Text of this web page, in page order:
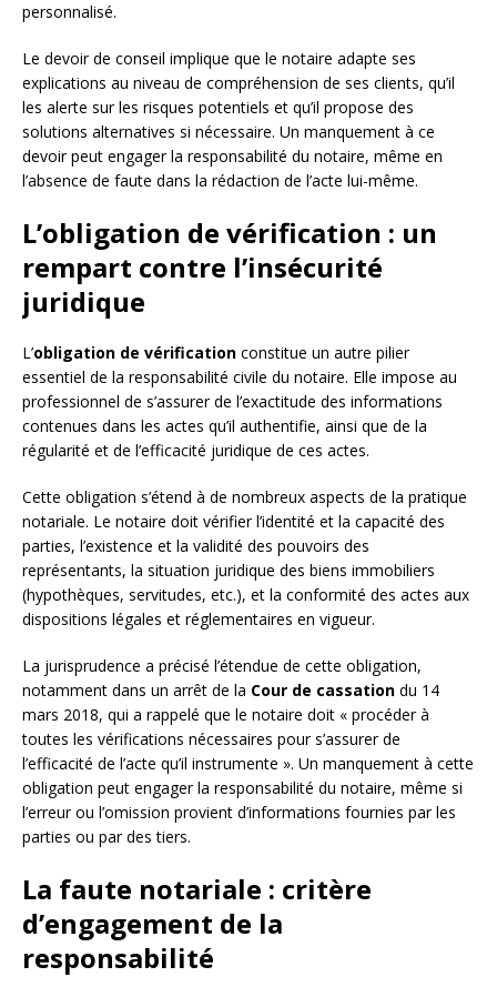
personnalisé.
Le devoir de conseil implique que le notaire adapte ses
explications au niveau de compréhension de ses clients, qu’il
les alerte sur les risques potentiels et qu’il propose des
solutions alternatives si nécessaire. Un manquement à ce
devoir peut engager la responsabilité du notaire, même en
l’absence de faute dans la rédaction de l’acte lui-même.
L’obligation de vérification : un
rempart contre l’insécurité
juridique
L’obligation de vérification constitue un autre pilier
essentiel de la responsabilité civile du notaire. Elle impose au
professionnel de s’assurer de l’exactitude des informations
contenues dans les actes qu’il authentifie, ainsi que de la
régularité et de l’efficacité juridique de ces actes.
Cette obligation s’étend à de nombreux aspects de la pratique
notariale. Le notaire doit vérifier l’identité et la capacité des
parties, l’existence et la validité des pouvoirs des
représentants, la situation juridique des biens immobiliers
(hypothèques, servitudes, etc.), et la conformité des actes aux
dispositions légales et réglementaires en vigueur.
La jurisprudence a précisé l’étendue de cette obligation,
notamment dans un arrêt de la Cour de cassation du 14
mars 2018, qui a rappelé que le notaire doit « procéder à
toutes les vérifications nécessaires pour s’assurer de
l’efficacité de l’acte qu’il instrumente ». Un manquement à cette
obligation peut engager la responsabilité du notaire, même si
l’erreur ou l’omission provient d’informations fournies par les
parties ou par des tiers.
La faute notariale : critère
d’engagement de la
responsabilité